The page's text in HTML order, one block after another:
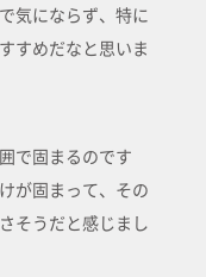
気にならず、特に
すめだなと思いま
で固まるのです
が固まって、その
そうだと感じまし